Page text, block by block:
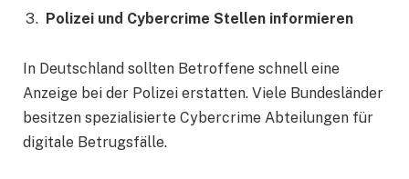
Polizei und Cybercrime Stellen informieren
In Deutschland sollten Betroffene schnell eine
Anzeige bei der Polizei erstatten. Viele Bundesländer
besitzen spezialisierte Cybercrime Abteilungen für
digitale Betrugsfälle.